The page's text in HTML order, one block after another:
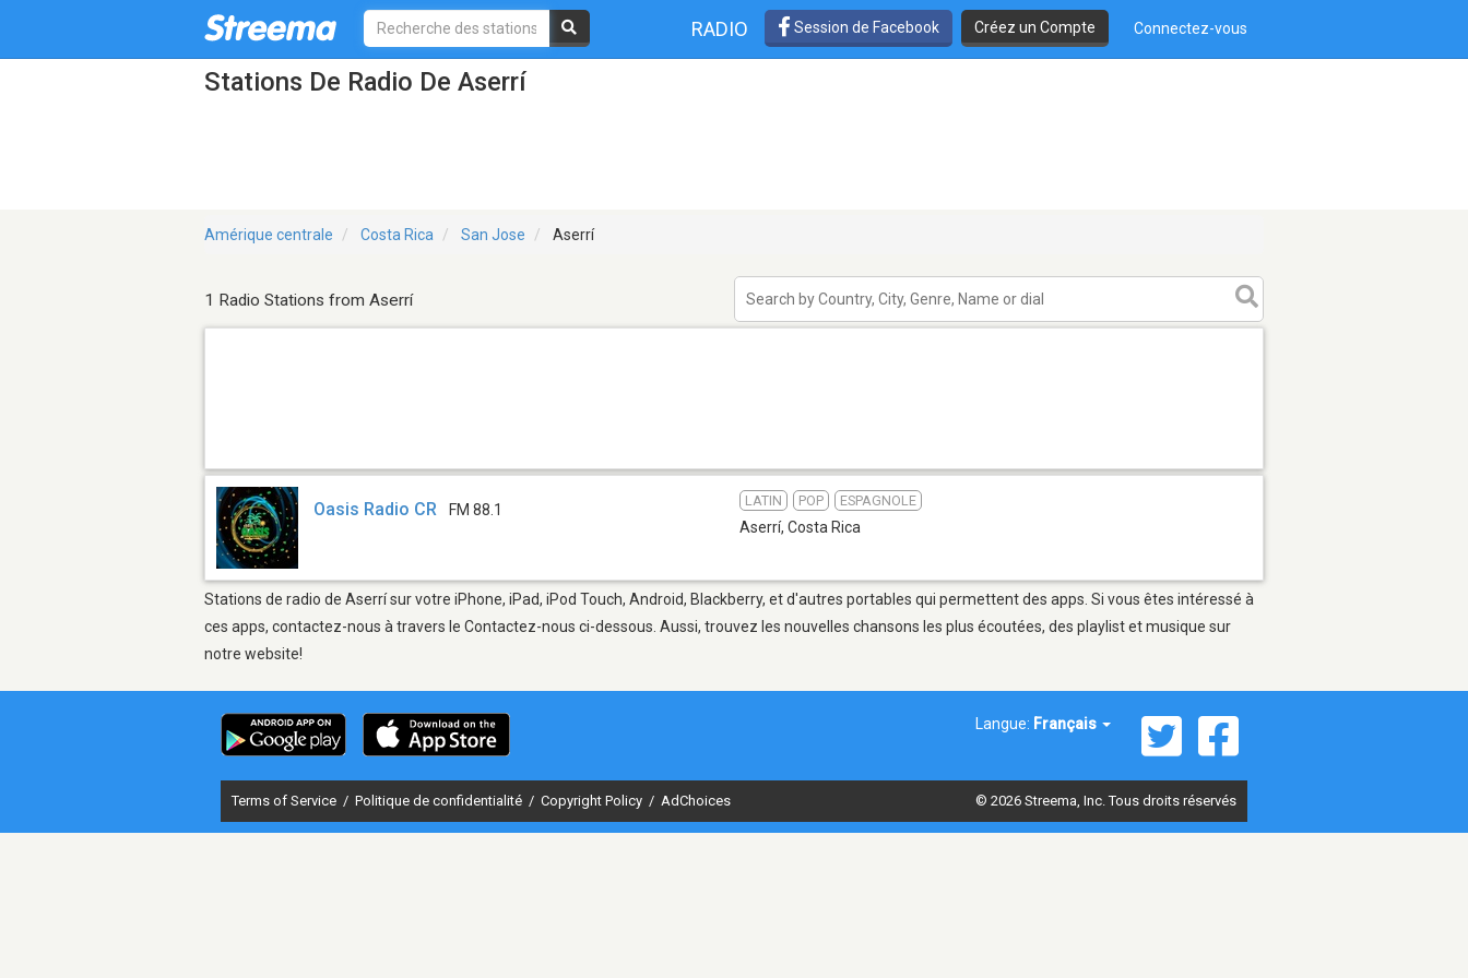
RADIO Session de Facebook Créez un Compte Connectez-vous
Stations De Radio De Aserrí
Amérique centrale Costa Rica San Jose Aserrí
1 Radio Stations from Aserrí
Oasis Radio CR FM 88.1
LATIN POP ESPAGNOLE
Aserrí, Costa Rica
Stations de radio de Aserrí sur votre iPhone, iPad, iPod Touch, Android, Blackberry, et d'autres portables qui permettent des apps. Si vous êtes intéressé à
ces apps, contactez-nous à travers le Contactez-nous ci-dessous. Aussi, trouvez les nouvelles chansons les plus écoutées, des playlist et musique sur
notre website!
Langue: Français
Terms of Service / Politique de confidentialité / Copyright Policy / AdChoices © 2026 Streema, Inc. Tous droits réservés